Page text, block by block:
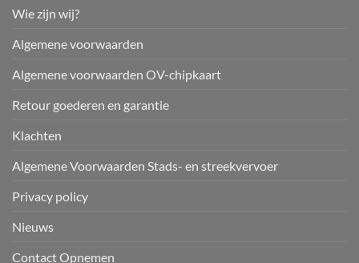
Wie zijn wij?
Algemene voorwaarden
Algemene voorwaarden OV-chipkaart
Retour goederen en garantie
Klachten
Algemene Voorwaarden Stads- en streekvervoer
Privacy policy
Nieuws
Contact Opnemen